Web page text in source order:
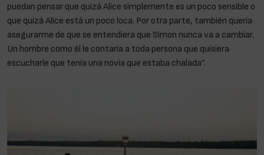
puedan pensar que quizá Alice simplemente es un poco sensible o
que quizá Alice está un poco loca. Por otra parte, también quería
asegurarme de que se entendiera que Simon nunca va a cambiar.
Un hombre como él le contaría a toda persona que quisiera
escucharle que tenía una novia que estaba chalada”.